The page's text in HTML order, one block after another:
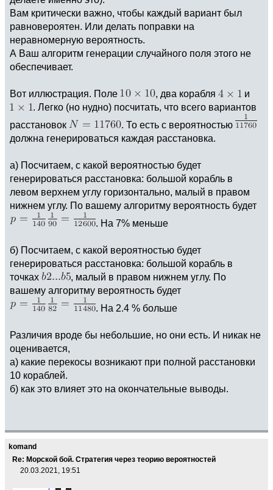
Вам критически важно, чтобы каждый вариант был
равновероятен. Или делать поправки на
неравномерную вероятность.
А Ваш алгоритм генерации случайного поля этого не
обеспечивает.
Вот иллюстрация. Поле , два корабля
и
. Легко (но нудно) посчитать, что всего вариантов
расстановок
. То есть с вероятностью
должна генерироваться каждая расстановка.
а) Посчитаем, с какой вероятностью будет
генерироваться расстановка: большой корабль в
левом верхнем углу горизонтально, малый в правом
нижнем углу. По вашему алгоритму вероятность будет
. На 7% меньше
б) Посчитаем, с какой вероятностью будет
генерироваться расстановка: большой корабль в
точках
, малый в правом нижнем углу. По
вашему алгоритму вероятность будет
. На 2.4 % больше
Различия вроде бы небольшие, но они есть. И никак не
оценивается,
а) какие перекосы возникают при полной расстановки
10 кораблей.
б) как это влияет это на окончательные выводы.
komand
Re: Морской бой. Стратегия через теорию вероятностей
20.03.2021, 19:51